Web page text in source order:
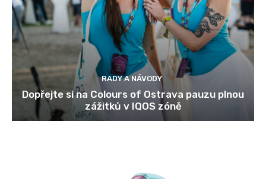
RADY A NÁVODY
Dopřejte si na Colours of Ostrava pauzu plnou
zážitků v IQOS zóně